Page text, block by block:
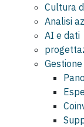
Cultura
Analisi
AI e dati